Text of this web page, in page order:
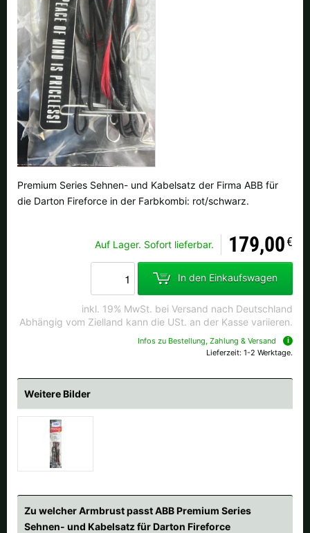
Premium Series Sehnen- und Kabelsatz der Firma ABB für
die Darton Fireforce in der Farbkombi: rot/schwarz.
Auf Lager. Sofort lieferbar. 179,00€
In den Einkaufswagen
inkl. 19% MwSt. bei Versand nach Deutschland
Abhängig vom Zielland kann die USt. an der Kasse variieren.
Infos zu Bestellung, Zahlung & Versand
Lieferzeit: 1-2 Werktage.
Weitere Bilder
Zu welcher Armbrust passt ABB Premium Series
Sehnen- und Kabelsatz für Darton Fireforce